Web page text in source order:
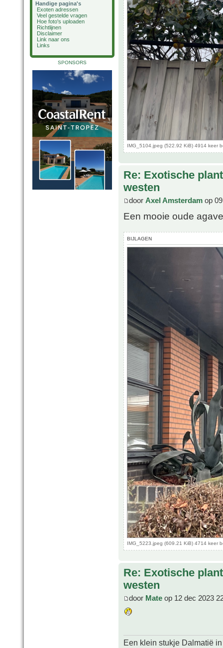
Handige pagina's
Exoten adressen
Veel gestelde vragen
Hoe foto's uploaden
Richtlijnen
Disclaimer
Link naar ons
Links
SPONSORS
IMG_5104.jpeg (522.92 KiB) 4914 keer
Re: Exotische
westen
door Axel Amsterdam op
Een mooie oude
BIJLAGEN
IMG_5223.jpeg (609.21 KiB) 4714 keer
Re: Exotische
westen
door Mate op 12 dec 2023
Een klein stukje Dalmatië